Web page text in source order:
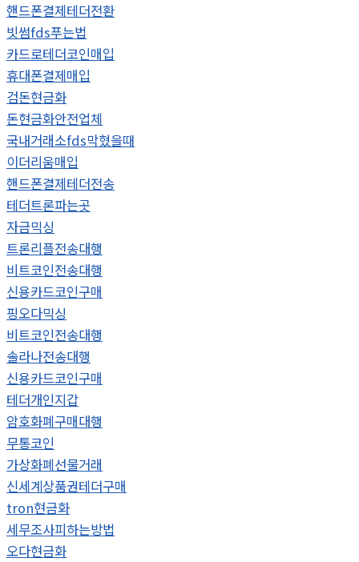
핸드폰결제테더전환
빗썸fds푸는법
카드로테더코인매입
휴대폰결제매입
검돈현금화
돈현금화안전업체
국내거래소fds막혔을때
이더리움매입
핸드폰결제테더전송
테더트론파는곳
자금믹싱
트론리플전송대행
비트코인전송대행
신용카드코인구매
핑오다믹싱
비트코인전송대행
솔라나전송대행
신용카드코인구매
테더개인지갑
암호화폐구매대행
무통코인
가상화폐선물거래
신세계상품권테더구매
tron현금화
세무조사피하는방법
오다현금화